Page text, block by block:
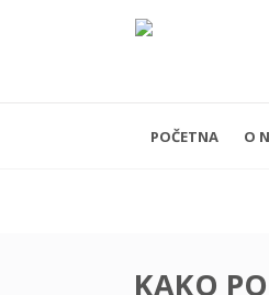
POČETNA O
KAKO